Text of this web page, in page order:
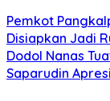
Pemkot
Disiapkan Jadi
Dodol Nanas
Saparudin